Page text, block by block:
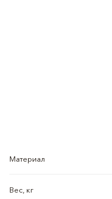
Материал
Вес, кг